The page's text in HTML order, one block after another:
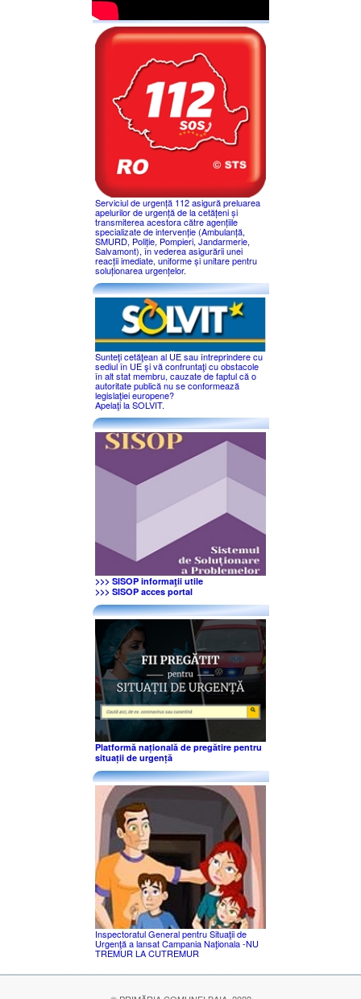
Serviciul de urgență 112 asigură preluarea
apelurilor de urgență de la cetățeni și
transmiterea acestora către agențiile
specializate de intervenție (Ambulanță,
SMURD, Poliție, Pompieri, Jandarmerie,
Salvamont), în vederea asigurării unei
reacții imediate, uniforme și unitare pentru
soluționarea urgențelor.
Sunteţi cetăţean al UE sau întreprindere cu
sediul în UE şi vă confruntaţi cu obstacole
în alt stat membru, cauzate de faptul că o
autoritate publică nu se conformează
legislaţiei europene?
Apelaţi la SOLVIT.
>>> SISOP informaţii utile
>>> SISOP acces portal
Platformă națională de pregătire pentru
situații de urgență
Inspectoratul General pentru Situaţii de
Urgenţă a lansat Campania Naţionala -NU
TREMUR LA CUTREMUR